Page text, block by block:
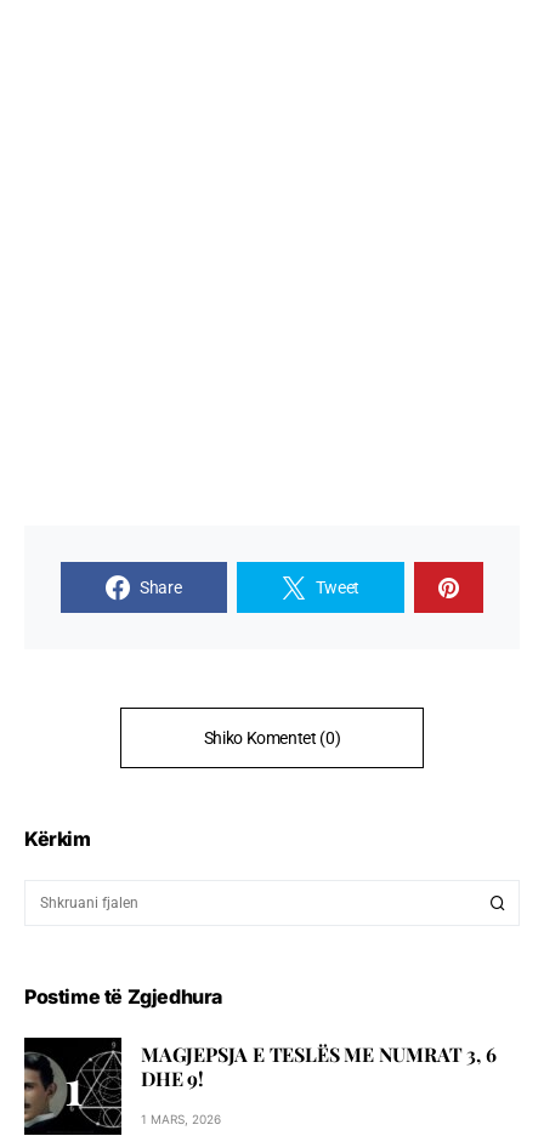
Share Tweet
Shiko Komentet (0)
Kërkim
Postime të Zgjedhura
MAGJEPSJA E TESLËS ME NUMRAT 3, 6
DHE 9!
1 MARS, 2026